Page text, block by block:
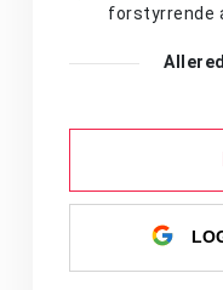
forstyrrende